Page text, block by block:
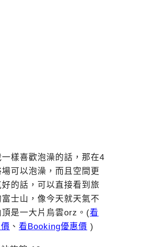
樣喜歡泡澡的話，那在4
可以泡澡，而且空間更
的話，可以直接看到旅
士山，像今天就天氣不
是一大片烏雲orz。(看
、 看Booking優惠價 )